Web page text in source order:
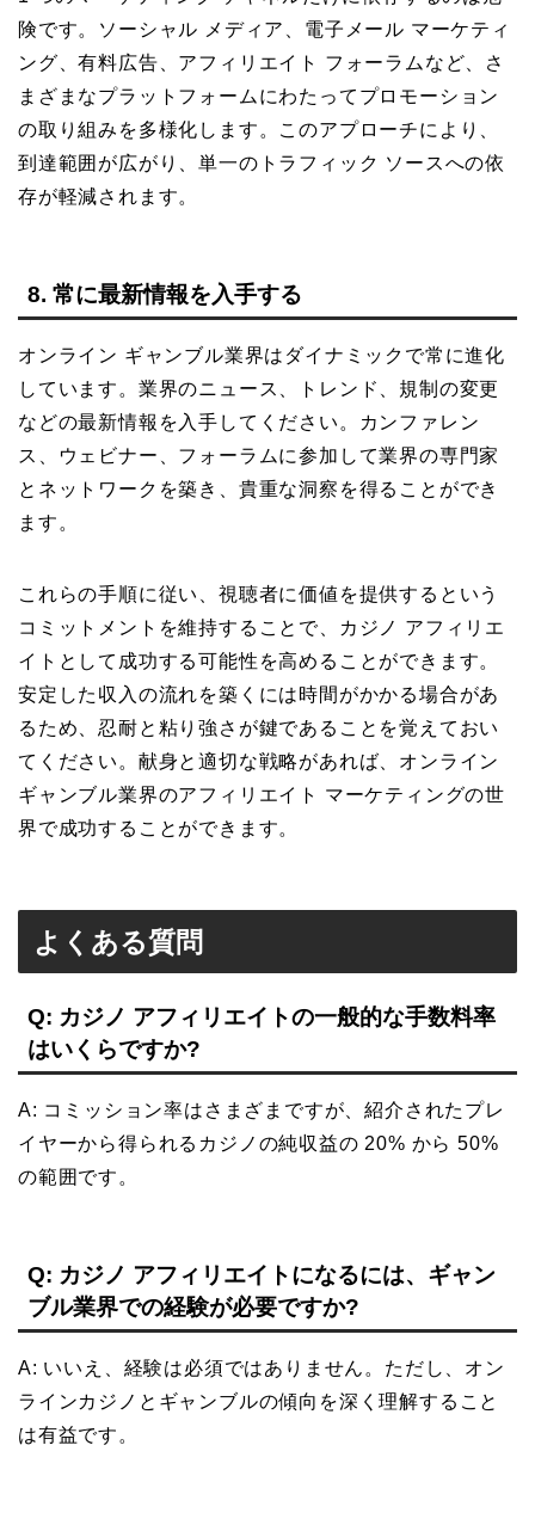
険です。ソーシャル メディア、電子メール マーケティ
ング、有料広告、アフィリエイト フォーラムなど、さ
まざまなプラットフォームにわたってプロモーション
の取り組みを多様化します。このアプローチにより、
到達範囲が広がり、単一のトラフィック ソースへの依
存が軽減されます。
8. 常に最新情報を入手する
オンライン ギャンブル業界はダイナミックで常に進化
しています。業界のニュース、トレンド、規制の変更
などの最新情報を入手してください。カンファレン
ス、ウェビナー、フォーラムに参加して業界の専門家
とネットワークを築き、貴重な洞察を得ることができ
ます。
これらの手順に従い、視聴者に価値を提供するという
コミットメントを維持することで、カジノ アフィリエ
イトとして成功する可能性を高めることができます。
安定した収入の流れを築くには時間がかかる場合があ
るため、忍耐と粘り強さが鍵であることを覚えておい
てください。献身と適切な戦略があれば、オンライン
ギャンブル業界のアフィリエイト マーケティングの世
界で成功することができます。
よくある質問
Q: カジノ アフィリエイトの一般的な手数料率
はいくらですか?
A: コミッション率はさまざまですが、紹介されたプレ
イヤーから得られるカジノの純収益の 20% から 50%
の範囲です。
Q: カジノ アフィリエイトになるには、ギャン
ブル業界での経験が必要ですか?
A: いいえ、経験は必須ではありません。ただし、オン
ラインカジノとギャンブルの傾向を深く理解すること
は有益です。